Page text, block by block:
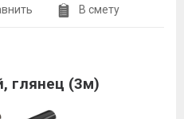
В смету
глянец (3м)